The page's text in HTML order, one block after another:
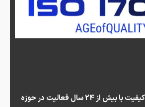
گروه مشاوران عصر کیفیت با بیش از 24 سال فعالیت در حوزه